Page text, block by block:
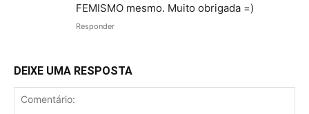
FEMISMO mesmo. Muito obrigada =)
Responder
DEIXE UMA RESPOSTA